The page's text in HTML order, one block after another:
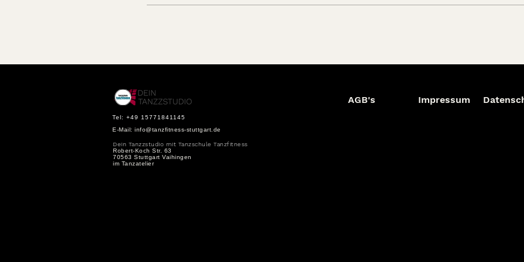
AGB's Impressum
Tel: +49 15771841145
E-Mail: info@tanzfitness-stuttgart.de
Dein Tanzzstudio mit Tanzschule Tanzfitness
Robert-Koch Str. 63
70563 Stuttgart Vaihingen
im Tanzatelier